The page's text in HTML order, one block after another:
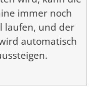
immer noch
laufen, und der
automatisch